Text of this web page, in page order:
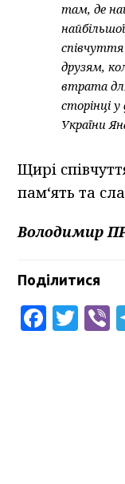
там, де
друзям,
втрата
сторінці
України
Щирі
пам‘ять та
Володимир
Поділитися